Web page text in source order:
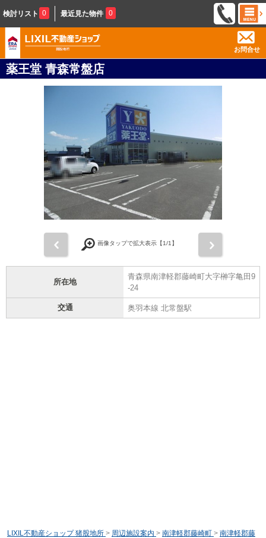
検討リスト 0 最近見た物件 0
お問合せ
薬王堂 青森常盤店
画像タップで拡大表示【1/1】
所在地
青森県南津軽郡藤崎町大字榊字亀田9
-24
交通 奥羽本線 北常盤駅
LIXIL不動産ショップ 猪股地所 > 周辺施設案内 > 南津軽郡藤崎町 > 南津軽郡藤